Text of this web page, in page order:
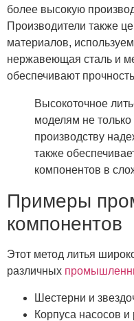
более высокую
Производители также
материалов,
нержавеющая сталь и
обеспечивают
Высокоточное
моделям не только
производству
также
компонентов в
Примеры
компонентов
Этот метод литья
различных
Шестерни и
Корпуса насосов